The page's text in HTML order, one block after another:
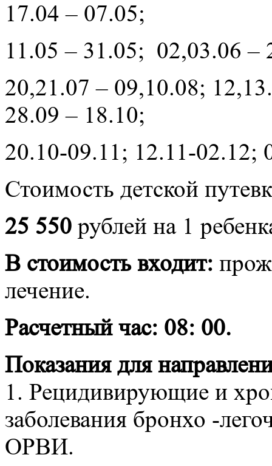
17.04 – 07.05;
11.05 – 31.05; 02,03.06
20,21.07 – 09,10.08;
28.09 – 18.10;
20.10-09.11; 12.11-02.12;
Стоимость детской
25 550 рублей на 1
В стоимость входит:
лечение.
Расчетный час: 08: 00.
Показания для
1. Рецидивирующие и
заболевания бронхо -
ОРВИ.